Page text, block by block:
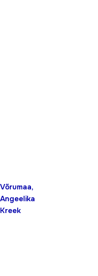
Võrumaa,
Angeelika
Kreek